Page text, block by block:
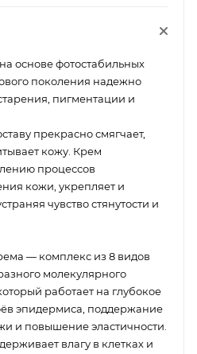
основе фотостабильных
поколения надежно
пигментации и
прекрасно смягчает,
кожу. Крем
процессов
кожи, укрепляет и
чувство стянутости и
— комплекс из 8 видов
молекулярного
работает на глубокое
эпидермиса, поддержание
и повышение эластичности.
влагу в клетках и